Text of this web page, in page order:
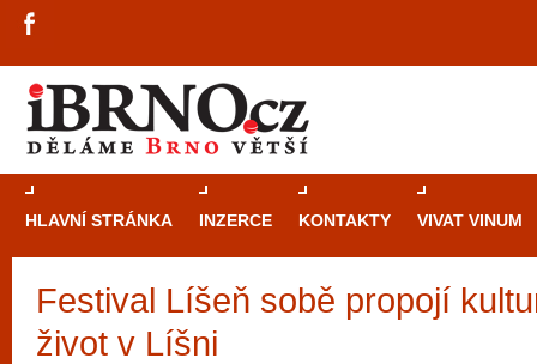
HLAVNÍ STRÁNKA INZERCE KONTAKTY VIVAT VINUM
Festival Líšeň sobě propojí
život v Líšni
Průvodce